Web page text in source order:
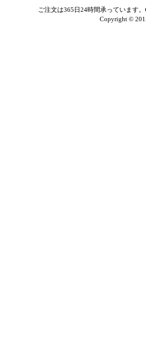
ご注文は365日24時間承っています
Copyright ©